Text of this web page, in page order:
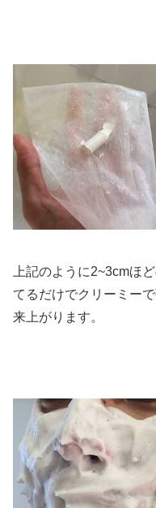
上記のように2~3cmほ
てるだけでクリーミー
来上がります。